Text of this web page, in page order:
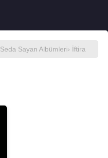
Seda Sayan Albümleri› İftira